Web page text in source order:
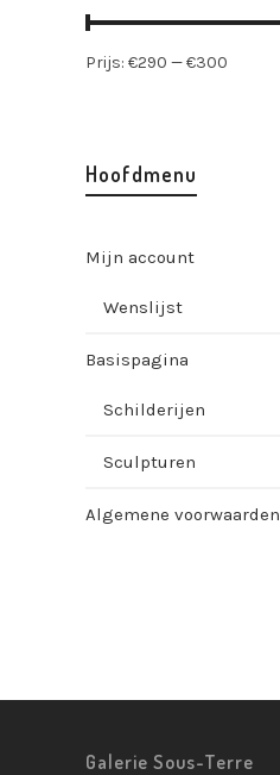
Prijs: €290 —€300
Hoofdmenu
Mijn account
Wenslijst
Basispagina
Schilderijen
Sculpturen
Algemene voorwaarden
Galerie Sous-Terre